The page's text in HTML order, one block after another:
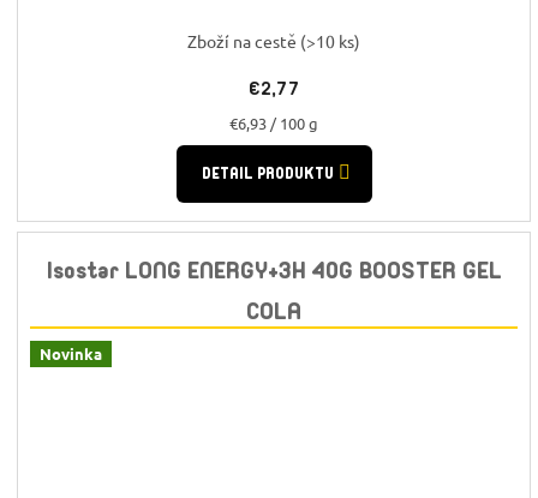
Zboží na cestě (>10 ks)
€2,77
Jednotková
cena:
€6,93 / 100 g
DETAIL PRODUKTU
Isostar LONG ENERGY+3H 40G BOOSTER GEL
COLA
Novinka